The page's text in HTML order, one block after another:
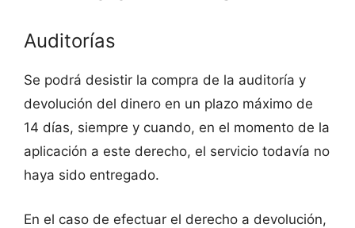
Auditorías
Se podrá desistir la compra de la auditoría y
devolución del dinero en un plazo máximo de
14 días, siempre y cuando, en el momento de la
aplicación a este derecho, el servicio todavía no
haya sido entregado.
En el caso de efectuar el derecho a devolución,